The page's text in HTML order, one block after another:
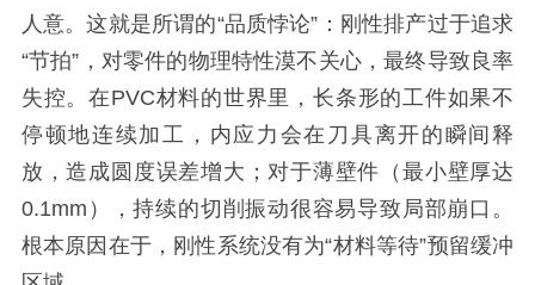
人意。这就是所谓的“品质悖论”：刚性排产过于追求
“节拍”，对零件的物理特性漠不关心，最终导致良率
失控。在PVC材料的世界里，长条形的工件如果不
停顿地连续加工，内应力会在刀具离开的瞬间释
放，造成圆度误差增大；对于薄壁件（最小壁厚达
0.1mm），持续的切削振动很容易导致局部崩口。
根本原因在于，刚性系统没有为“材料等待”预留缓冲